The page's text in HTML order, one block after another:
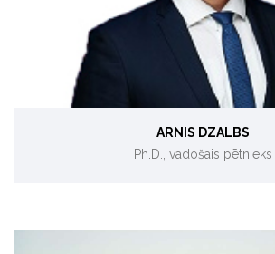
ARNIS DZALBS
Ph.D., vadošais pētnieks